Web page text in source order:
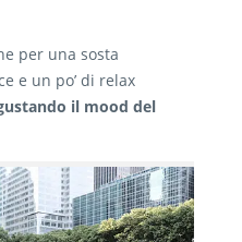
per una sosta
e un po’ di relax
il mood del